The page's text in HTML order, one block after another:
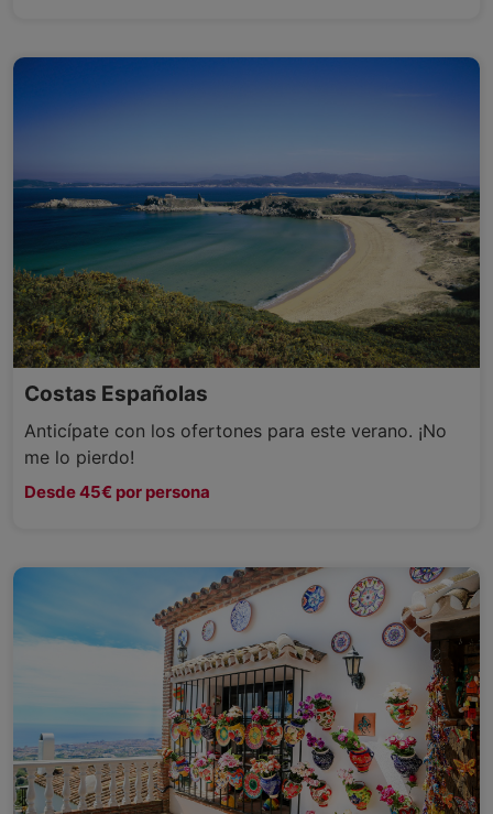
Costas Españolas
Anticípate con los ofertones para este verano. ¡No
me lo pierdo!
Desde 45€ por persona